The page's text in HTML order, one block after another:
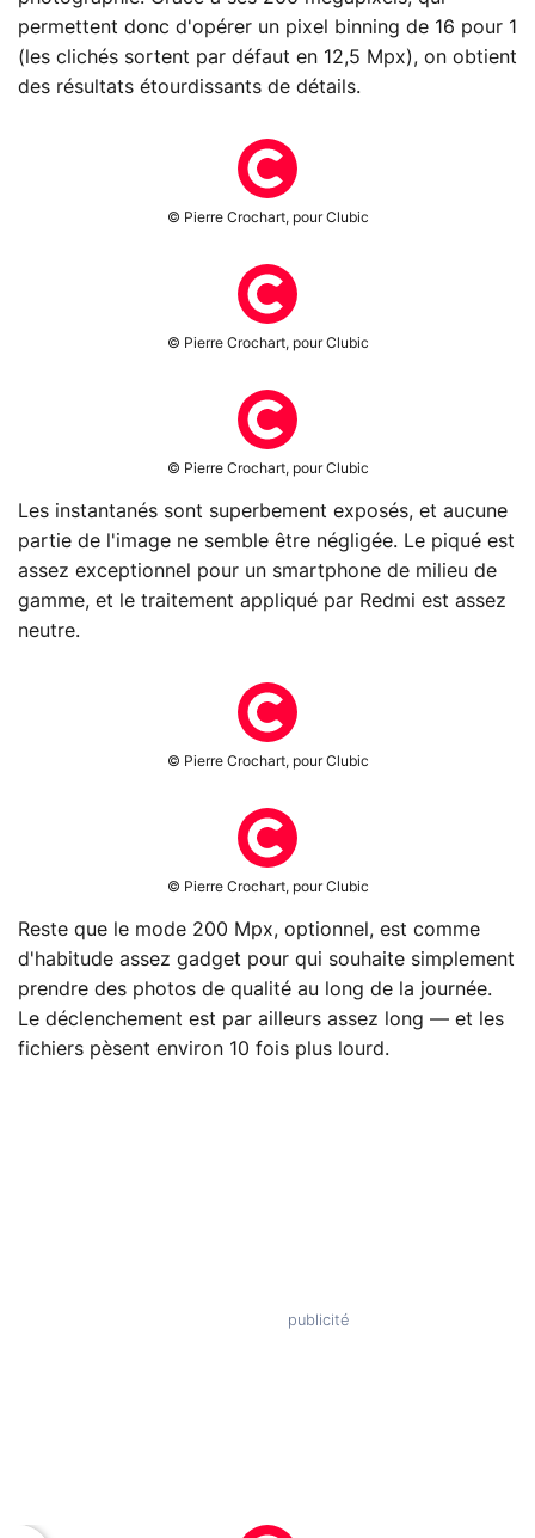
permettent donc d'opérer un pixel binning de 16 pour 1
(les clichés sortent par défaut en 12,5 Mpx), on obtient
des résultats étourdissants de détails.
© Pierre Crochart, pour Clubic
© Pierre Crochart, pour Clubic
© Pierre Crochart, pour Clubic
Les instantanés sont superbement exposés, et aucune
partie de l'image ne semble être négligée. Le piqué est
assez exceptionnel pour un smartphone de milieu de
gamme, et le traitement appliqué par Redmi est assez
neutre.
© Pierre Crochart, pour Clubic
© Pierre Crochart, pour Clubic
Reste que le mode 200 Mpx, optionnel, est comme
d'habitude assez gadget pour qui souhaite simplement
prendre des photos de qualité au long de la journée.
Le déclenchement est par ailleurs assez long — et les
fichiers pèsent environ 10 fois plus lourd.